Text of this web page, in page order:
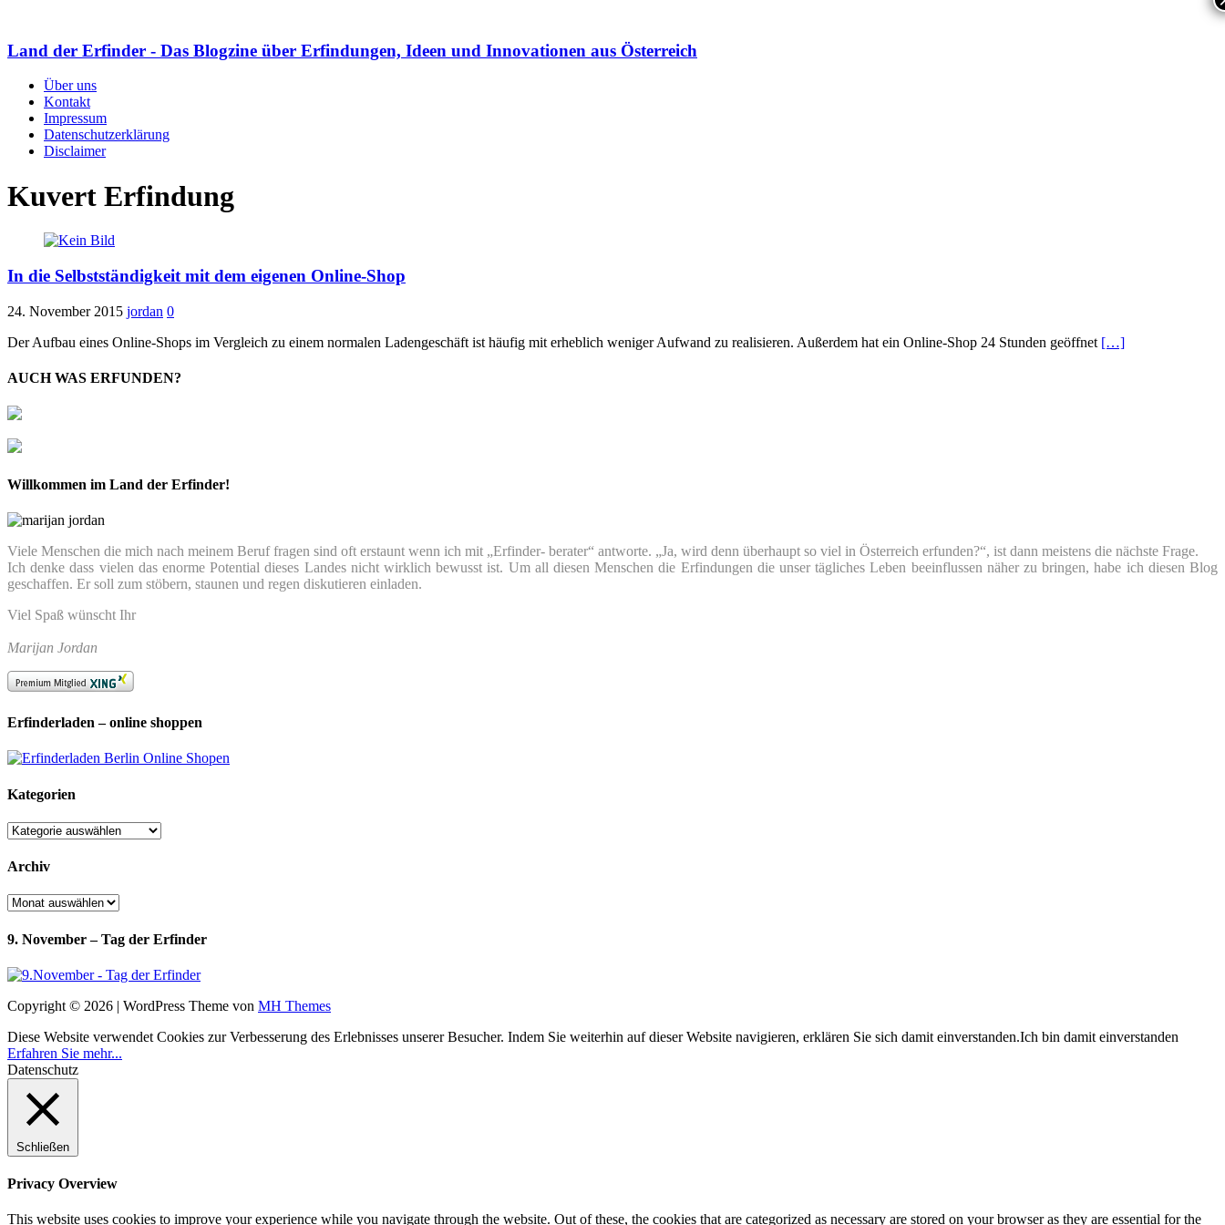
Land der Erfinder - Das Blogzine über Erfindungen, Ideen und Innovationen aus Österreich
Über uns
Kontakt
Impressum
Datenschutzerklärung
Disclaimer
Kuvert Erfindung
In die Selbstständigkeit mit dem eigenen Online-Shop
24. November 2015 jordan 0
Der Aufbau eines Online-Shops im Vergleich zu einem normalen Ladengeschäft ist häufig mit erheblich weniger Aufwand zu realisieren. Außerdem hat ein Online-Shop 24 Stunden geöffnet […]
AUCH WAS ERFUNDEN?
Willkommen im Land der Erfinder!
Viele Menschen die mich nach meinem Beruf fragen sind oft erstaunt wenn ich mit „Erfinder- berater“ antworte. „Ja, wird denn überhaupt so viel in Österreich erfunden?“, ist dann meistens die nächste Frage.
Ich denke dass vielen das enorme Potential dieses Landes nicht wirklich bewusst ist. Um all diesen Menschen die Erfindungen die unser tägliches Leben beeinflussen näher zu bringen, habe ich diesen Blog
geschaffen. Er soll zum stöbern, staunen und regen diskutieren einladen.
Viel Spaß wünscht Ihr
Marijan Jordan
Erfinderladen – online shoppen
Kategorien
Kategorien
Archiv
Archiv
9. November – Tag der Erfinder
Copyright © 2026 | WordPress Theme von MH Themes
Diese Website verwendet Cookies zur Verbesserung des Erlebnisses unserer Besucher. Indem Sie weiterhin auf dieser Website navigieren, erklären Sie sich damit einverstanden.Ich bin damit einverstanden
Erfahren Sie mehr...
Datenschutz
Schließen
Privacy Overview
This website uses cookies to improve your experience while you navigate through the website. Out of these, the cookies that are categorized as necessary are stored on your browser as they are essential for the